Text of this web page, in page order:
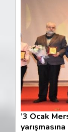
’3 Ocak